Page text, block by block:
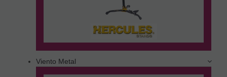
Viento Metal